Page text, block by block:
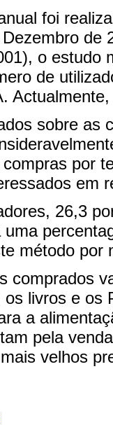
foi
de
o estudo
de
sobre as
por
em
26,3
método por
comprados
livros e os
a
pela
velhos